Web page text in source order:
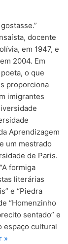
docente
em 1947, e
2004. Em
o que
proporciona
imigrantes
Aprendizagem
um mestrado
de Paris.
formiga
literárias
e “Piedra
“Homenzinho
sentado” e
espaço cultural
»